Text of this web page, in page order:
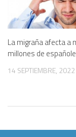
La migraña afecta a
millones de
14 SEPTIEMBRE, 2022